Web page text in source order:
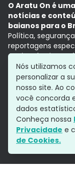
O Aratu On é
notícias e
baianos para o
Política,
reportagens
Aqui, tudo vira
com a
Grupo Aratu
Siga-nos
Nós utilizamos
personalizar a
nosso site. Ao
você concorda
dados
Conheça nossa
Privacidade e
de Cookies.